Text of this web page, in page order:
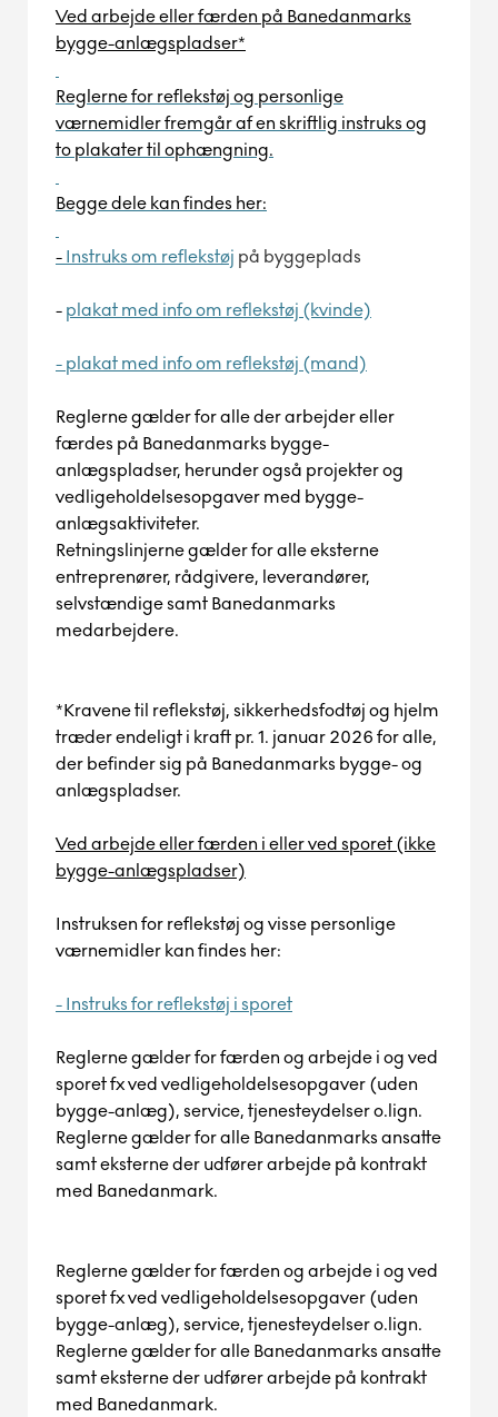
Ved arbejde eller færden på Banedanmarks
bygge-anlægspladser*
Reglerne for reflekstøj og personlige
værnemidler fremgår af en skriftlig instruks og
to plakater til ophængning.
Begge dele kan findes her:
- Instruks om reflekstøj på byggeplads
- plakat med info om reflekstøj (kvinde)
- plakat med info om reflekstøj (mand)
Reglerne gælder for alle der arbejder eller
færdes på Banedanmarks bygge-
anlægspladser, herunder også projekter og
vedligeholdelsesopgaver med bygge-
anlægsaktiviteter.
Retningslinjerne gælder for alle eksterne
entreprenører, rådgivere, leverandører,
selvstændige samt Banedanmarks
medarbejdere.
*Kravene til reflekstøj, sikkerhedsfodtøj og hjelm
træder endeligt i kraft pr. 1. januar 2026 for alle,
der befinder sig på Banedanmarks bygge- og
anlægspladser.
Ved arbejde eller færden i eller ved sporet (ikke
bygge-anlægspladser)
Instruksen for reflekstøj og visse personlige
værnemidler kan findes her:
- Instruks for reflekstøj i sporet
Reglerne gælder for færden og arbejde i og ved
sporet fx ved vedligeholdelsesopgaver (uden
bygge-anlæg), service, tjenesteydelsero.lign.
Reglerne gælder for alle Banedanmarks ansatte
samt eksterne der udfører arbejde på kontrakt
med Banedanmark.
Reglerne gælder for færden og arbejde i og ved
sporet fx ved vedligeholdelsesopgaver (uden
bygge-anlæg), service, tjenesteydelsero.lign.
Reglerne gælder for alle Banedanmarks ansatte
samt eksterne der udfører arbejde på kontrakt
med Banedanmark.